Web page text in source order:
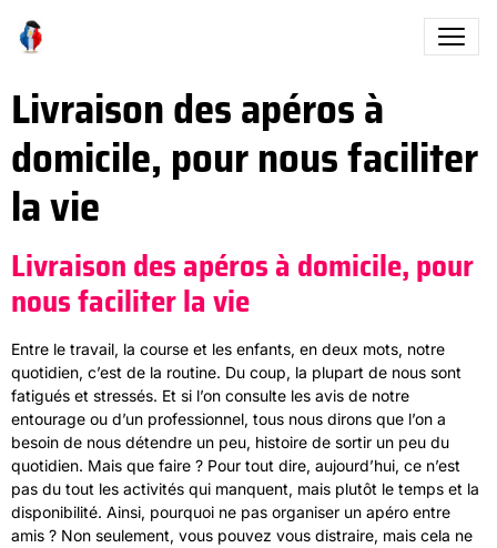
Livraison des apéros à
domicile, pour nous faciliter
la vie
Livraison des apéros à domicile, pour
nous faciliter la vie
Entre le travail, la course et les enfants, en deux mots, notre
quotidien, c’est de la routine. Du coup, la plupart de nous sont
fatigués et stressés. Et si l’on consulte les avis de notre
entourage ou d’un professionnel, tous nous dirons que l’on a
besoin de nous détendre un peu, histoire de sortir un peu du
quotidien. Mais que faire ? Pour tout dire, aujourd’hui, ce n’est
pas du tout les activités qui manquent, mais plutôt le temps et la
disponibilité. Ainsi, pourquoi ne pas organiser un apéro entre
amis ? Non seulement, vous pouvez vous distraire, mais cela ne